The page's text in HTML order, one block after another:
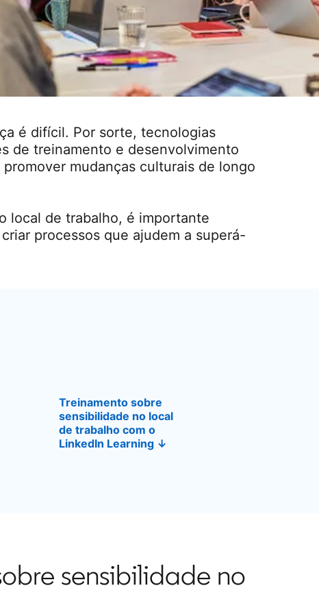
é difícil. Por sorte, tecnologias
de treinamento e desenvolvimento
mudanças culturais de longo
local de trabalho, é importante
processos que ajudem a superá-
Treinamento sobre
sensibilidade no local
de trabalho com o
LinkedIn Learning ↓
sensibilidade no